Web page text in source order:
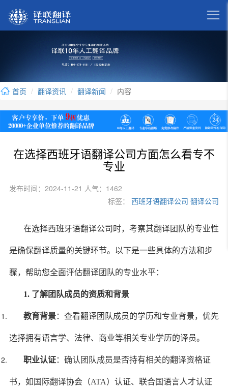

首页 翻译资讯 翻译新闻 内容
在选择西班牙语翻译公司方面怎么看专不
专业
发布时间：2024-11-21 人气：1462
标签：
西班牙语翻译公司 翻译公司
在选择西班牙语翻译公司时，考察其翻译团队的专业性
是确保翻译质量的关键环节。以下是一些具体的方法和步
骤，帮助您全面评估翻译团队的专业水平：
1. 了解团队成员的资质和背景
教育背景：查看翻译团队成员的学历和专业背景，优先
选择拥有语言学、法律、商业等相关专业学历的译员。
职业认证：确认团队成员是否持有相关的翻译资格证
书，如国际翻译协会（ATA）认证、联合国语言人才认证